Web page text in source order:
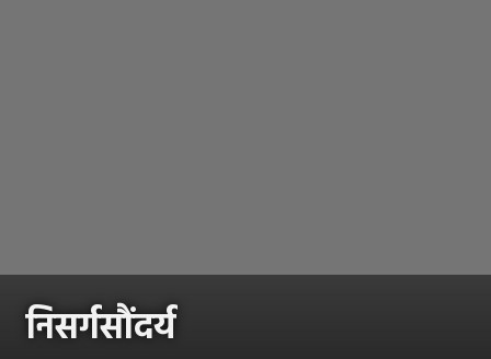
निसर्गसौंदर्य